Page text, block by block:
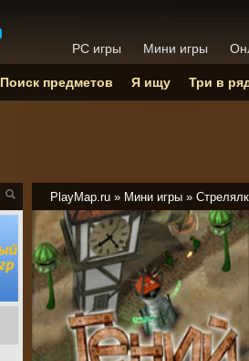
PlayMap.ru » Мини игры »
PC игры Мини игры
Поиск предметов Я ищу Три в